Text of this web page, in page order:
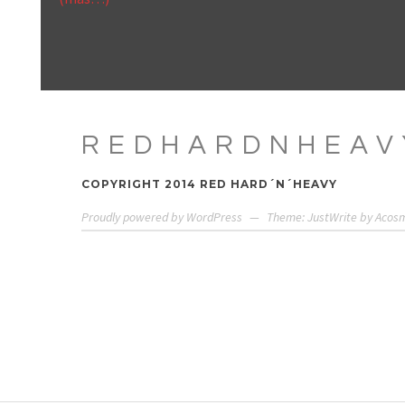
COPYRIGHT 2014 RED HARD´N´HEAVY
Proudly powered by WordPress — Theme: JustWrite by